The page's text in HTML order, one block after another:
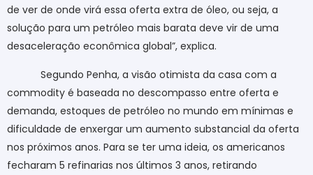
de ver de onde virá essa oferta extra de óleo, ou seja, a
solução para um petróleo mais barata deve vir de uma
desaceleração econômica global”, explica.
Segundo Penha, a visão otimista da casa com a
commodity é baseada no descompasso entre oferta e
demanda, estoques de petróleo no mundo em mínimas e
dificuldade de enxergar um aumento substancial da oferta
nos próximos anos. Para se ter uma ideia, os americanos
fecharam 5 refinarias nos últimos 3 anos, retirando